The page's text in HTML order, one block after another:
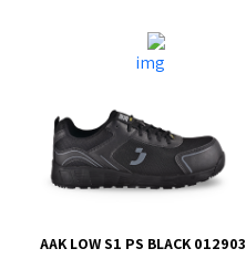
AAK LOW S1 PS BLACK 012903